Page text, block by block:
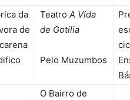
da
de
Teatro A Vida
de Gotília
Pelo Muzumbos
O Bairro de